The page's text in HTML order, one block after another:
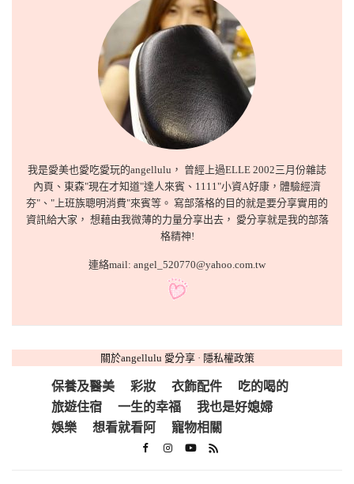
我是愛美也愛吃愛玩的angellulu， 曾經上過ELLE 2002三月份雜誌
內頁、東森"現在才知道"達人來賓、1111"小資A好康，體驗經濟
夯"、"上班族聰明消費"來賓等。 寫部落格的目的就是要分享實用的
資訊給大家， 想藉由我微薄的力量分享出去， 愛分享就是我的部落
格精神!
連絡mail: angel_520770@yahoo.com.tw
關於angellulu 愛分享· 隱私權政策
保養及醫美 彩妝 衣飾配件
吃的喝的
旅遊住宿
一生的幸福
我也是好媳婦
娛樂
想看就看阿 寵物相關